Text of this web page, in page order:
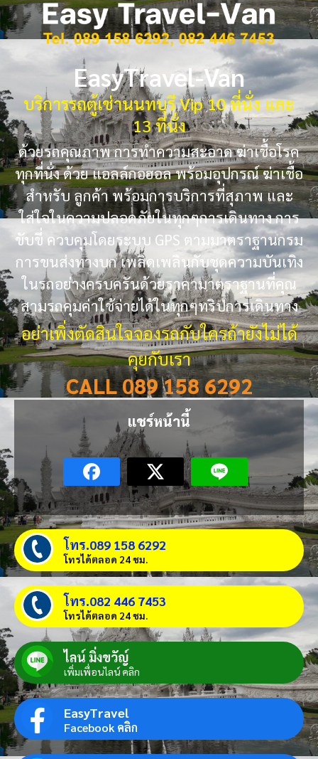
EasyTravel-Van
บริการรถตู้เช่านนทบุรี Vip 10 ที่นั่ง และ
13 ที่นั่ง
ด้วยรถคุณภาพ การทำความสะอาด ฆ่าเชื้อโรค
ทุกที่นั่ง ด้วย แอลล์กอฮอล พร้อมอุปกรณ์ ฆ่าเชื้อ
สำหรับ ลูกค้า พร้อมการบริการที่สุภาพ และ
ใส่ใจในความปลอดภัยในทุกๆการเดินทาง การ
ขับขี่ ควบคุมโดยระบบ GPS ตามมาตราฐานกรม
การขนส่งทางบก เพลิดเพลินกับชุดความบันเทิง
ในรถอย่างครบครันด้วยราคามาตราฐานที่คุณ
สามรถคุมค่าใช้จ่ายได้ในทุกๆทริปการเดินทาง
อย่าเพิ่งตัดสินใจจองรถกับใครถ้ายังไม่ได้
คุยกับเรา
CALL 089 158 6292
แชร์หน้านี้
โทร.089 158 6292
โทรได้ตลอด 24 ชม.
โทร.082 446 7453
โทรได้ตลอด 24 ชม.
ไลน์ มิ่งขวัญ์
เพิ่มเพื่อนไลน์ คลิก
EasyTravel
Facebook คลิก